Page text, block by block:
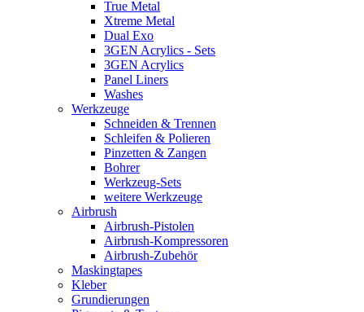
True Metal
Xtreme Metal
Dual Exo
3GEN Acrylics - Sets
3GEN Acrylics
Panel Liners
Washes
Werkzeuge
Schneiden & Trennen
Schleifen & Polieren
Pinzetten & Zangen
Bohrer
Werkzeug-Sets
weitere Werkzeuge
Airbrush
Airbrush-Pistolen
Airbrush-Kompressoren
Airbrush-Zubehör
Maskingtapes
Kleber
Grundierungen